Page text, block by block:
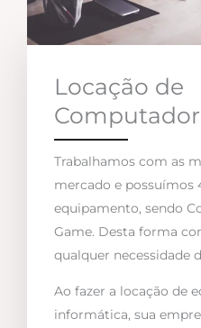
Locação de
Trabalhamos com as
mercado e possuímos
equipamento, sendo
Game. Desta forma
qualquer necessidade
Ao fazer a locação de
informática, sua